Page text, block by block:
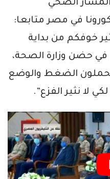
الصحي
في مصر متابعا:
خوفكم من بداية
في حضن وزارة الصحة،
الضغط والوضع
لا نثير الفزع”.